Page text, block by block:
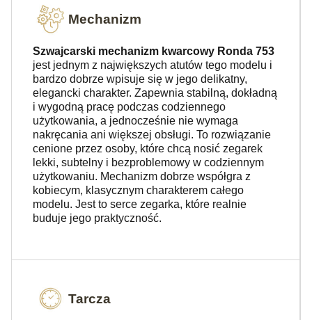
Mechanizm
Szwajcarski mechanizm kwarcowy Ronda 753
jest jednym z największych atutów tego modelu i
bardzo dobrze wpisuje się w jego delikatny,
elegancki charakter. Zapewnia stabilną, dokładną
i wygodną pracę podczas codziennego
użytkowania, a jednocześnie nie wymaga
nakręcania ani większej obsługi. To rozwiązanie
cenione przez osoby, które chcą nosić zegarek
lekki, subtelny i bezproblemowy w codziennym
użytkowaniu. Mechanizm dobrze współgra z
kobiecym, klasycznym charakterem całego
modelu. Jest to serce zegarka, które realnie
buduje jego praktyczność.
Tarcza